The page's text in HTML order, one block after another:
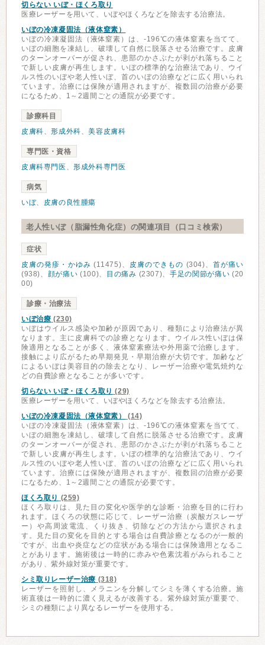
切らない いぼ・ほくろ取り
医療レーザーを用いて、いぼやほくろなどを除去する治療法。
いぼの冷凍凝固法（液体窒素）
いぼの冷凍凝固法（液体窒素）は、-196℃の液体窒素を当てて、
いぼの細胞を凍結し、破壊して自然に脱落させる治療です。皮膚
のターンオーバーが促され、患部のかさぶたが剥がれ落ちること
で新しい皮膚が再生します。いぼの標準的な治療法であり、ウイ
ルス性のいぼや老人性いぼ、首のいぼの治療などに広く用いられ
ています。治療には保険が適用されますが、複数回の治療が必要
になるため、1～2週間ごとの通院が必要です。
診療科目
皮膚科、形成外科、美容皮膚科
専門医・資格
皮膚科専門医 、形成外科専門医
病気
いぼ、 皮膚の良性腫瘍
老人性いぼ（脂漏性角化症）の関連項目（口コミ検索）
症状
皮膚の発疹・かゆみ (11475)、 皮膚のできもの (304)、首が痛い
(938)、 顔が痛い (100)、 目の痛み (2307)、 手足の関節が痛い (20
00)
診療・治療法
いぼ治療 (230)
いぼはウイルス感染や加齢が原因であり、種類により治療法が異
なります。主に皮膚科での診療となります。ウイルス性いぼは保
険適用となることが多く、液体窒素療法や外用薬で治療します。
接触により広がるため早期発見・早期治療が大切です。加齢など
によるいぼは美容目的の除去となり、レーザー治療や電気焼灼な
どの自費診療となることが多いです。
切らない いぼ・ほくろ取り (29)
医療レーザーを用いて、いぼやほくろなどを除去する治療法。
いぼの冷凍凝固法（液体窒素）
(14)
いぼの冷凍凝固法（液体窒素）は、-196℃の液体窒素を当てて、
いぼの細胞を凍結し、破壊して自然に脱落させる治療です。皮膚
のターンオーバーが促され、患部のかさぶたが剥がれ落ちること
で新しい皮膚が再生します。いぼの標準的な治療法であり、ウイ
ルス性のいぼや老人性いぼ、首のいぼの治療などに広く用いられ
ています。治療には保険が適用されますが、複数回の治療が必要
になるため、1～2週間ごとの通院が必要です。
ほくろ取り (259)
ほくろ取りは、見た目の変化や医学的な診断・治療を目的に行わ
れます。ほくろの状態に応じて、レーザー治療（炭酸ガスレーザ
ー）や高周波電流、くり抜き、切除などの方法から選択されま
す。見た目の変化を目的とする場合は自費診療となるのが一般的
ですが、出血や炎症などの症状がある場合には保険適用となるこ
とがあります。施術後は一時的に赤みや色素沈着がみられること
があり、紫外線対策が重要です。
シミ取りレーザー治療 (318)
レーザーを照射し、メラニンを分解してシミを薄くする治療。施
術直後は一時的に濃く見えるが改善する。紫外線対策が重要で、
シミの種類により異なるレーザーを使用する。